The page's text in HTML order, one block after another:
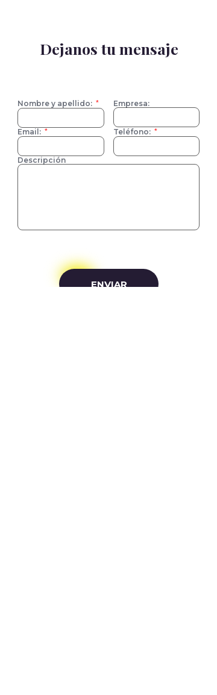
Dejanos tu mensaje
Nombre y apellido: Empresa:
Email: Teléfono:
Descripción
ENVIAR